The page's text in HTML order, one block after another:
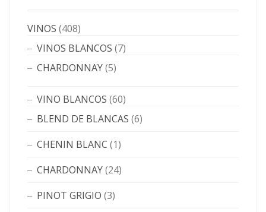
VINOS (408)
VINOS BLANCOS (7)
CHARDONNAY(5)
VINO BLANCOS (60)
BLEND DE BLANCAS (6)
CHENIN BLANC (1)
CHARDONNAY(24)
PINOT GRIGIO (3)